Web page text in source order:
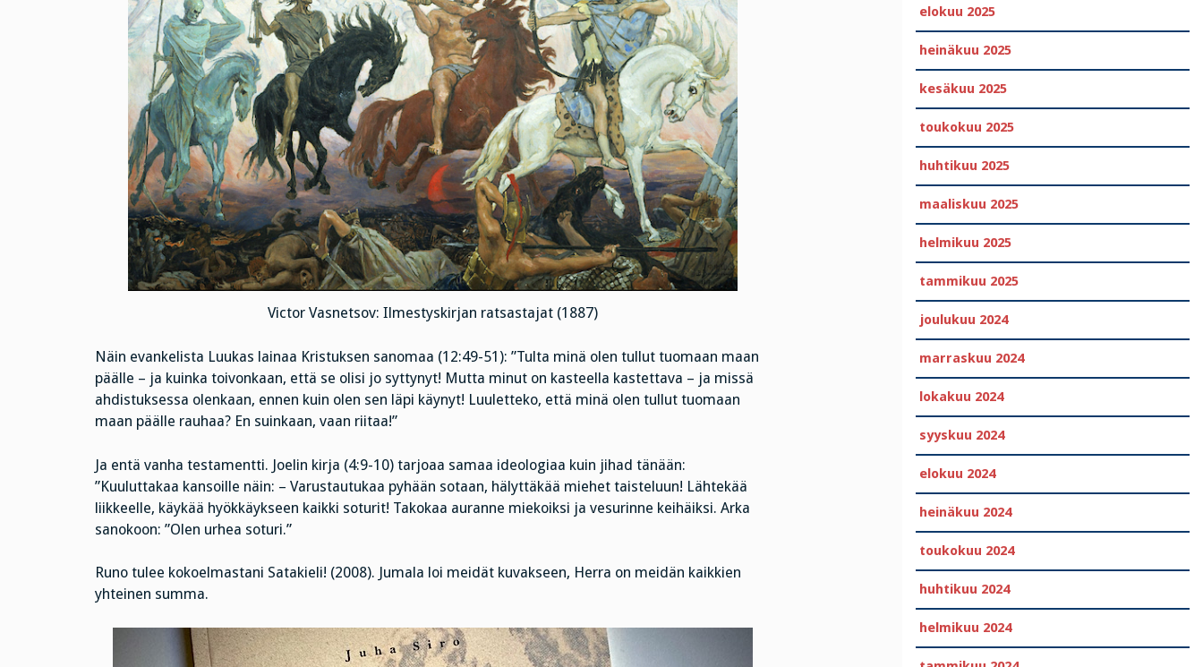
Victor Vasnetsov: Ilmestyskirjan ratsastajat (1887)
Näin evankelista Luukas lainaa Kristuksen sanomaa (12:49-51): ”Tulta minä olen tullut tuomaan maan
päälle – ja kuinka toivonkaan, että se olisi jo syttynyt! Mutta minut on kasteella kastettava – ja missä
ahdistuksessa olenkaan, ennen kuin olen sen läpi käynyt! Luuletteko, että minä olen tullut tuomaan
maan päälle rauhaa? En suinkaan, vaan riitaa!”
Ja entä vanha testamentti. Joelin kirja (4:9-10) tarjoaa samaa ideologiaa kuin jihad tänään:
”Kuuluttakaa kansoille näin: – Varustautukaa pyhään sotaan, hälyttäkää miehet taisteluun! Lähtekää
liikkeelle, käykää hyökkäykseen kaikki soturit! Takokaa auranne miekoiksi ja vesurinne keihäiksi. Arka
sanokoon: ”Olen urhea soturi.”
Runo tulee kokoelmastani Satakieli! (2008). Jumala loi meidät kuvakseen, Herra on meidän kaikkien
yhteinen summa.
elokuu 2025
heinäkuu 2025
kesäkuu 2025
toukokuu 2025
huhtikuu 2025
maaliskuu 2025
helmikuu 2025
tammikuu 2025
joulukuu 2024
marraskuu 2024
lokakuu 2024
syyskuu 2024
elokuu 2024
heinäkuu 2024
toukokuu 2024
huhtikuu 2024
helmikuu 2024